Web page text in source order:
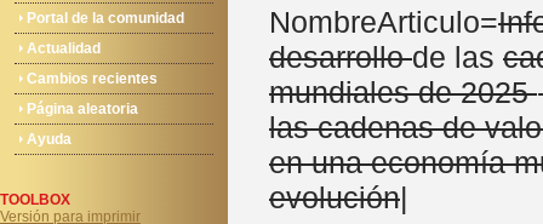
Portal de la comunidad
Actualidad
Cambios recientes
Página aleatoria
Ayuda
TOOLBOX
Versión para imprimir
NombreArticulo=
desarrollode las
mundiales de 2025
las cadenas de
en una economía
evolución|